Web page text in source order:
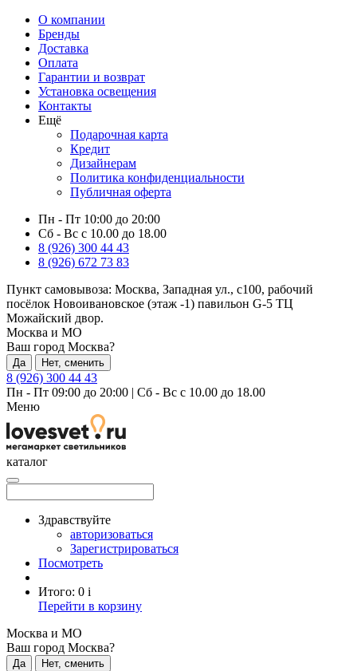
О компании
Бренды
Доставка
Оплата
Гарантии и возврат
Установка освещения
Контакты
Ещё
Подарочная карта
Кредит
Дизайнерам
Политика конфиденциальности
Публичная оферта
Пн - Пт 10:00 до 20:00
Сб - Вс с 10.00 до 18.00
8 (926) 300 44 43
8 (926) 672 73 83
Пункт самовывоза: Москва, Западная ул., с100, рабочий
посёлок Новоивановское (этаж -1) павильон G-5 ТЦ
Можайский двор.
Москва и МО
Ваш город Москва?
Да Нет, сменить
8 (926) 300 44 43
Пн - Пт 09:00 до 20:00 | Сб - Вс с 10.00 до 18.00
Меню
каталог
Здравствуйте
авторизоваться
Зарегистрироваться
Посмотреть
Итого: 0 i
Перейти в корзину
Москва и МО
Ваш город Москва?
Да Нет, сменить